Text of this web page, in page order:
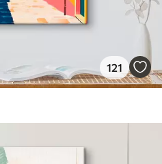
121